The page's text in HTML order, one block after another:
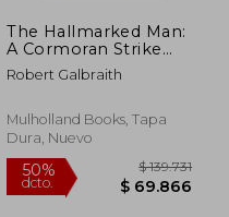
dcto. $
The Hallmarked Man:
A Cormoran Strike
Novel (en Inglés)
Robert Galbraith
Mulholland Books, Tapa
Dura, Nuevo